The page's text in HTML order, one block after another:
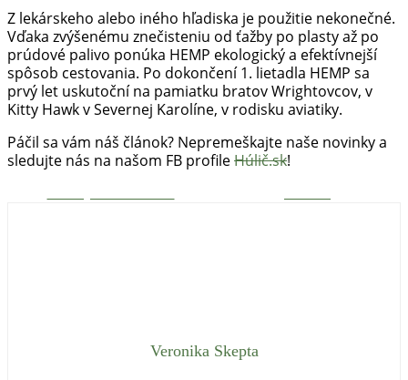
Z lekárskeho alebo iného hľadiska je použitie nekonečné.
Vďaka zvýšenému znečisteniu od ťažby po plasty až po
prúdové palivo ponúka HEMP ekologický a efektívnejší
spôsob cestovania. Po dokončení 1. lietadla HEMP sa
prvý let uskutoční na pamiatku bratov Wrightovcov, v
Kitty Hawk v Severnej Karolíne, v rodisku aviatiky.
Páčil sa vám náš článok? Nepremeškajte naše novinky a
sledujte nás na našom FB profileHúlič.sk!
Veronika Skepta